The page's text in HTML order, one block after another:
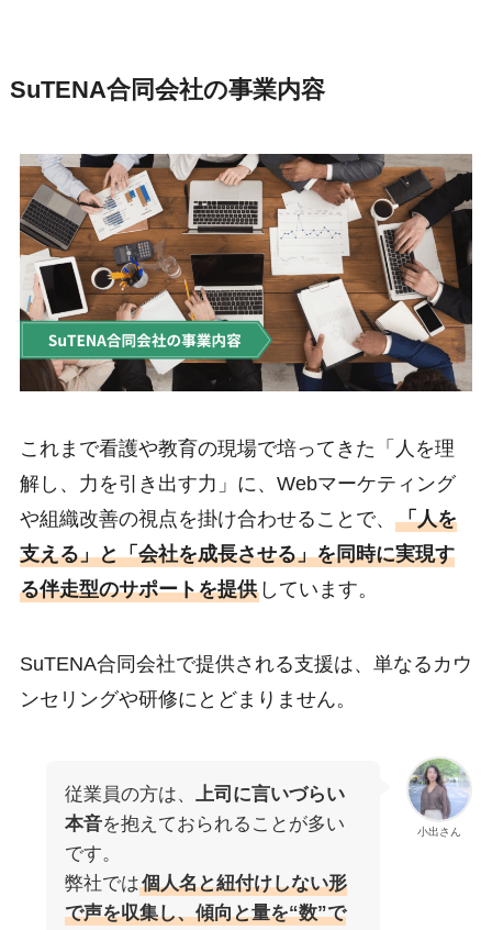
SuTENA合同会社の事業内容
これまで看護や教育の現場で培ってきた「人を理
解し、力を引き出す力」に、Webマーケティング
や組織改善の視点を掛け合わせることで、 「人を
支える」と「会社を成長させる」を同時に実現す
る伴走型のサポートを提供しています。
SuTENA合同会社で提供される支援は、単なるカウ
ンセリングや研修にとどまりません。
小出さん
従業員の方は、
上司に言いづらい
本音を抱えておられることが多い
です。
弊社では個人名と紐付けしない形
で声を収集し、傾向と量を“数”で